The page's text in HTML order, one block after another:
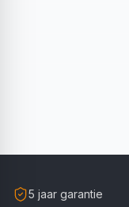
5 jaar garantie